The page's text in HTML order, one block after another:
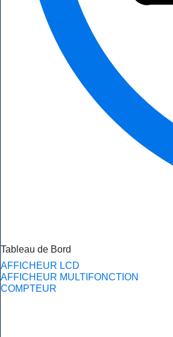
Tableau de Bord
AFFICHEUR LCD
AFFICHEUR MULTIFONCTION
COMPTEUR